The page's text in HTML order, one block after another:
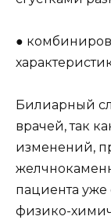
●
Билиарный
врачей, так
изменений,
пациента
физико-